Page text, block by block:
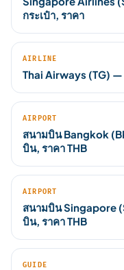
กระเป๋า, ราคา
AIRLINE
Thai Airways (TG) —
AIRPORT
สนามบิน Bangkok
บิน, ราคา THB
AIRPORT
สนามบิน Singapore
บิน, ราคา THB
GUIDE